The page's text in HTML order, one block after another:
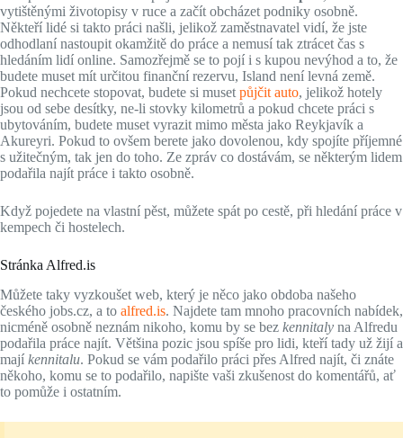
vytištěnými životopisy v ruce a začít obcházet podniky osobně.
Někteří lidé si takto práci našli, jelikož zaměstnavatel vidí, že jste
odhodlaní nastoupit okamžitě do práce a nemusí tak ztrácet čas s
hledáním lidí online. Samozřejmě se to pojí i s kupou nevýhod a to, že
budete muset mít určitou finanční rezervu, Island není levná země.
Pokud nechcete stopovat, budete si muset půjčit auto, jelikož hotely
jsou od sebe desítky, ne-li stovky kilometrů a pokud chcete práci s
ubytováním, budete muset vyrazit mimo města jako Reykjavík a
Akureyri. Pokud to ovšem berete jako dovolenou, kdy spojíte příjemné
s užitečným, tak jen do toho. Ze zpráv co dostávám, se některým lidem
podařila najít práce i takto osobně.
Když pojedete na vlastní pěst, můžete spát po cestě, při hledání práce v
kempech či hostelech.
Stránka Alfred.is
Můžete taky vyzkoušet web, který je něco jako obdoba našeho
českého jobs.cz, a to alfred.is. Najdete tam mnoho pracovních nabídek,
nicméně osobně neznám nikoho, komu by se bez kennitaly na Alfredu
podařila práce najít. Většina pozic jsou spíše pro lidi, kteří tady už žijí a
mají kennitalu. Pokud se vám podařilo práci přes Alfred najít, či znáte
někoho, komu se to podařilo, napište vaši zkušenost do komentářů, ať
to pomůže i ostatním.